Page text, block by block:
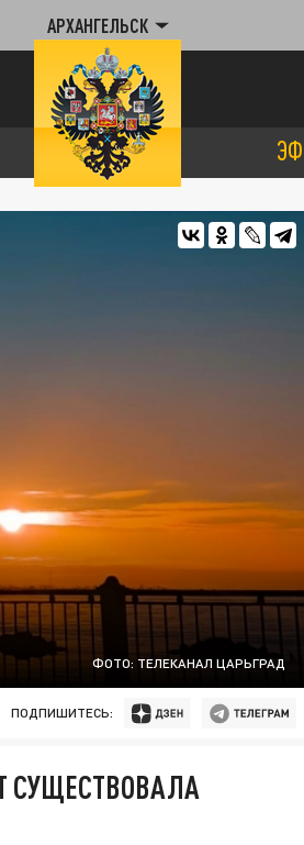
АРХАНГЕЛЬСК
ФОТО: ТЕЛЕКАНАЛ ЦАРЬГРАД
ПОДПИШИТЕСЬ:
СУЩЕСТВОВАЛА